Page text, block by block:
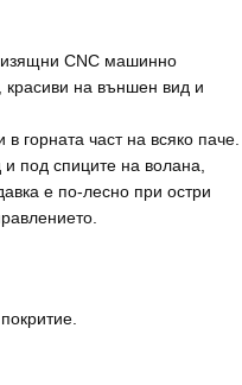
CNC машинно
красиви на външен вид и
горната част на всяко паче.
под спиците на волана,
е по-лесно при остри